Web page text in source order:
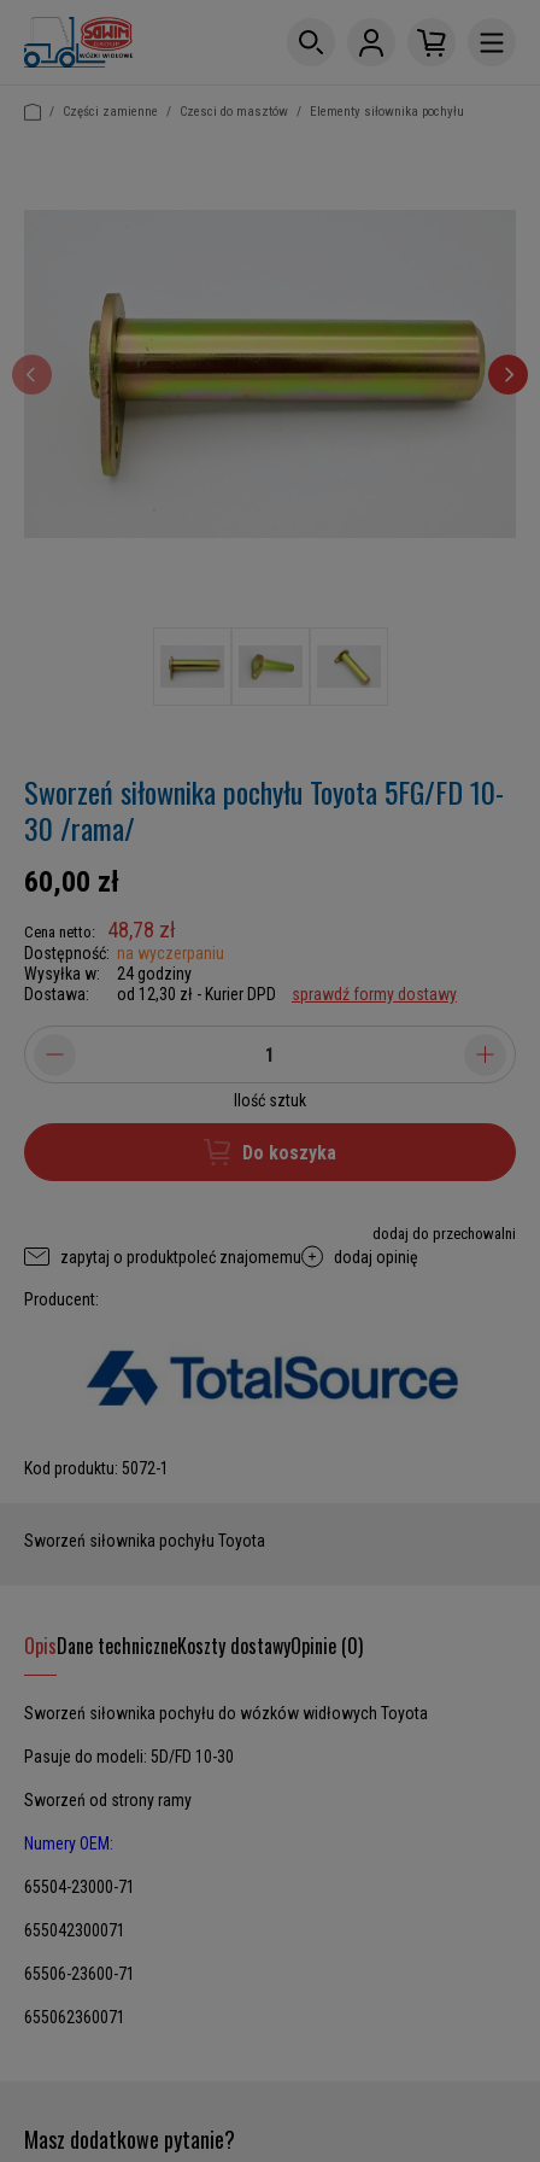
/ Części zamienne / Czesci do masztów / Elementy siłownika pochyłu
Sworzeń siłownika pochyłu Toyota 5FG/FD 10-
30 /rama/
60,00 zł
Cena netto: 48,78 zł
Dostępność: na wyczerpaniu
Wysyłka w:
24 godziny
Dostawa:
od 12,30 zł - Kurier DPD sprawdź formy dostawy
Ilość sztuk
Do koszyka
dodaj do przechowalni
zapytaj o produktpoleć znajomemu dodaj opinię
Producent:
Kod produktu: 5072-1
Sworzeń siłownika pochyłu Toyota
OpisDane techniczneKoszty dostawyOpinie (0)
Sworzeń siłownika pochyłu do wózków widłowych Toyota
Pasuje do modeli: 5D/FD 10-30
Sworzeń od strony ramy
Numery OEM:
65504-23000-71
655042300071
65506-23600-71
655062360071
Masz dodatkowe pytanie?